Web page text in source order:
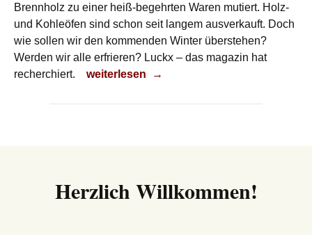
Brennholz zu einer heiß-begehrten Waren mutiert. Holz-
und Kohleöfen sind schon seit langem ausverkauft. Doch
wie sollen wir den kommenden Winter überstehen?
Werden wir alle erfrieren? Luckx – das magazin hat
recherchiert.
Werden wir erfrieren?
weiterlesen →
Herzlich Willkommen!